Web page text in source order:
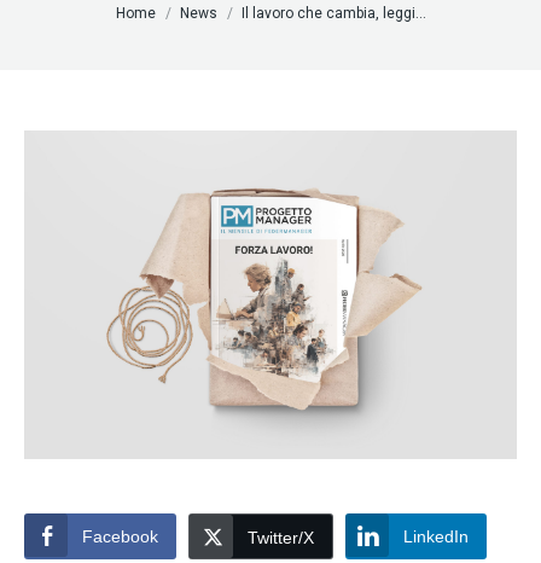
Tu sei qui:
Home News Il lavoro che cambia, leggi…
Facebook Twitter/X LinkedIn